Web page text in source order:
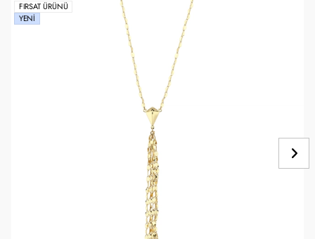
FIRSAT ÜRÜNÜ
YENI